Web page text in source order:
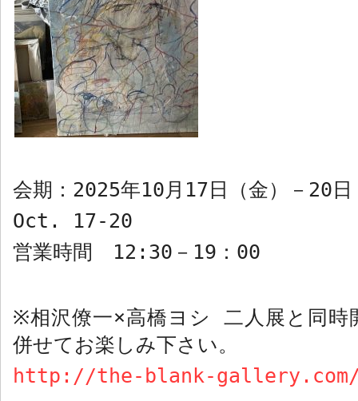
会期： 2025年10月 17 日（金）－ 20
Oct. 17-20
営業時間
12:30 － 19 ： 00
※相沢僚一×高橋ヨシ 二人展と同時
併せてお楽しみ下さい。
http://the-blank-gallery.com/